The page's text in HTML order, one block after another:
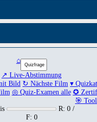
⌂
↗ Live-Abstimmung
Bild ↻ Nächste Film ▾
◎ Quiz-Examen alle ✪
🎯
R: 0 /
F: 0